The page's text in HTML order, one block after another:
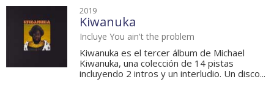
2019
Kiwanuka
Incluye You ain't the problem
Kiwanuka es el tercer álbum de Michael
Kiwanuka, una colección de 14 pistas
incluyendo 2 intros y un interludio. Un disco...